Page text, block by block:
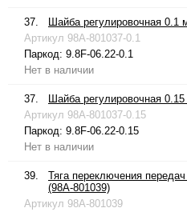
37.
Шайба регулировочная 0.1
Артикул 98A-801037-0.1
Паркод: 9.8F-06.22-0.1
Нет в наличии
37.
Шайба регулировочная
Артикул 98A-801037-0.15
Паркод: 9.8F-06.22-0.15
Нет в наличии
39.
Тяга переключения
(98A-801039)
Артикул 98A-801039